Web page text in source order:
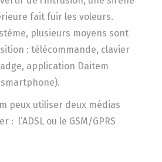
fait fuir les voleurs.
plusieurs moyens sont
: télécommande, clavier
application Daitem
peux utiliser deux médias
: l’ADSL ou le GSM/GPRS